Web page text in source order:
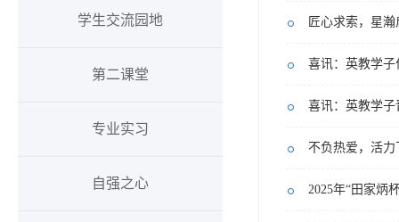
学生交流园地
第二课堂
专业实习
自强之心
喜讯：英教学
喜讯：英教学
不负热爱，活
2025年“田家炳